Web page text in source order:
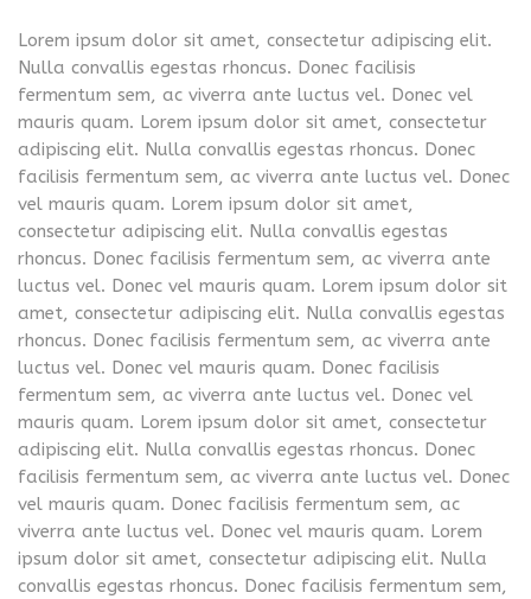
Lorem ipsum dolor sit amet, consectetur adipiscing elit.
Nulla convallis egestas rhoncus. Donec facilisis
fermentum sem, ac viverra ante luctus vel. Donec vel
mauris quam. Lorem ipsum dolor sit amet, consectetur
adipiscing elit. Nulla convallis egestas rhoncus. Donec
facilisis fermentum sem, ac viverra ante luctus vel. Donec
vel mauris quam. Lorem ipsum dolor sit amet,
consectetur adipiscing elit. Nulla convallis egestas
rhoncus. Donec facilisis fermentum sem, ac viverra ante
luctus vel. Donec vel mauris quam. Lorem ipsum dolor sit
amet, consectetur adipiscing elit. Nulla convallis egestas
rhoncus. Donec facilisis fermentum sem, ac viverra ante
luctus vel. Donec vel mauris quam. Donec facilisis
fermentum sem, ac viverra ante luctus vel. Donec vel
mauris quam. Lorem ipsum dolor sit amet, consectetur
adipiscing elit. Nulla convallis egestas rhoncus. Donec
facilisis fermentum sem, ac viverra ante luctus vel. Donec
vel mauris quam. Donec facilisis fermentum sem, ac
viverra ante luctus vel. Donec vel mauris quam. Lorem
ipsum dolor sit amet, consectetur adipiscing elit. Nulla
convallis egestas rhoncus. Donec facilisis fermentum sem,